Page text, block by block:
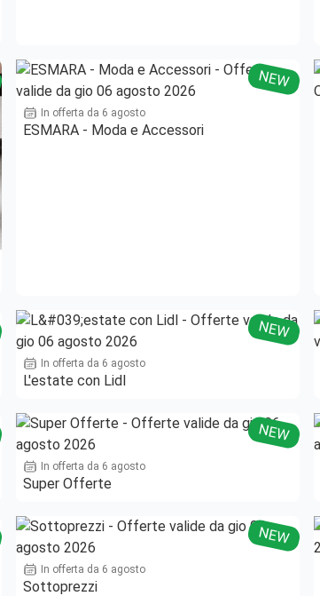
NEW
In offerta da 6 agosto
ESMARA - Moda e Accessori
NEW
In offerta da 6 agosto
L'estate con Lidl
NEW
In offerta da 6 agosto
Super Offerte
NEW
In offerta da 6 agosto
Sottoprezzi